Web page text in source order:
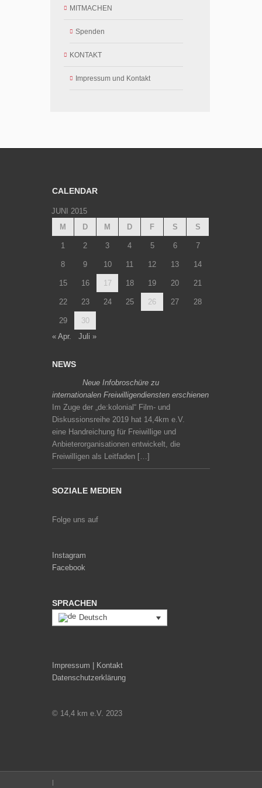
MITMACHEN
Spenden
KONTAKT
Impressum und Kontakt
CALENDAR
JUNI 2015
M
D M D F S S
1 2 3 4 5 6 7
8 9 10 11 12 13 14
15 16 17 18 19 20 21
22 23 24 25 26 27 28
29
30
« Apr.
Juli »
NEWS
Neue Infobroschüre zu
internationalen Freiwilligendiensten erschienen
Im Zuge der „de:kolonial“ Film- und
Diskussionsreihe 2019 hat 14,4km e.V.
eine Handreichung für Freiwillige und
Anbieterorganisationen entwickelt, die
Freiwilligen als Leitfaden […]
SOZIALE MEDIEN
Folge uns auf
Instagram
Facebook
SPRACHEN
Deutsch
Impressum | Kontakt
Datenschutzerklärung
© 14,4 km e.V. 2023
|